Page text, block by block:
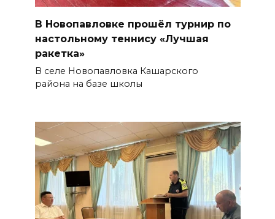
В Новопавловке прошёл турнир по
настольному теннису «Лучшая
ракетка»
В селе Новопавловка Кашарского
района на базе школы